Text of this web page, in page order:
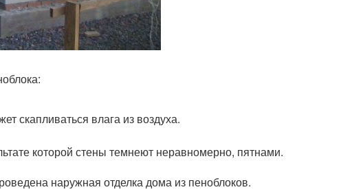
скапливаться влага из воздуха.
которой стены темнеют неравномерно, пятнами.
наружная отделка дома из пеноблоков.